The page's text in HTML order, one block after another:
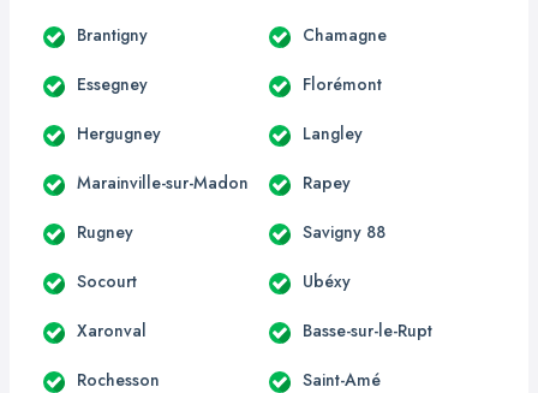
Brantigny Chamagne
Essegney Florémont
Hergugney Langley
Marainville-sur-Madon Rapey
Rugney Savigny 88
Socourt Ubéxy
Xaronval Basse-sur-le-Rupt
Rochesson Saint-Amé